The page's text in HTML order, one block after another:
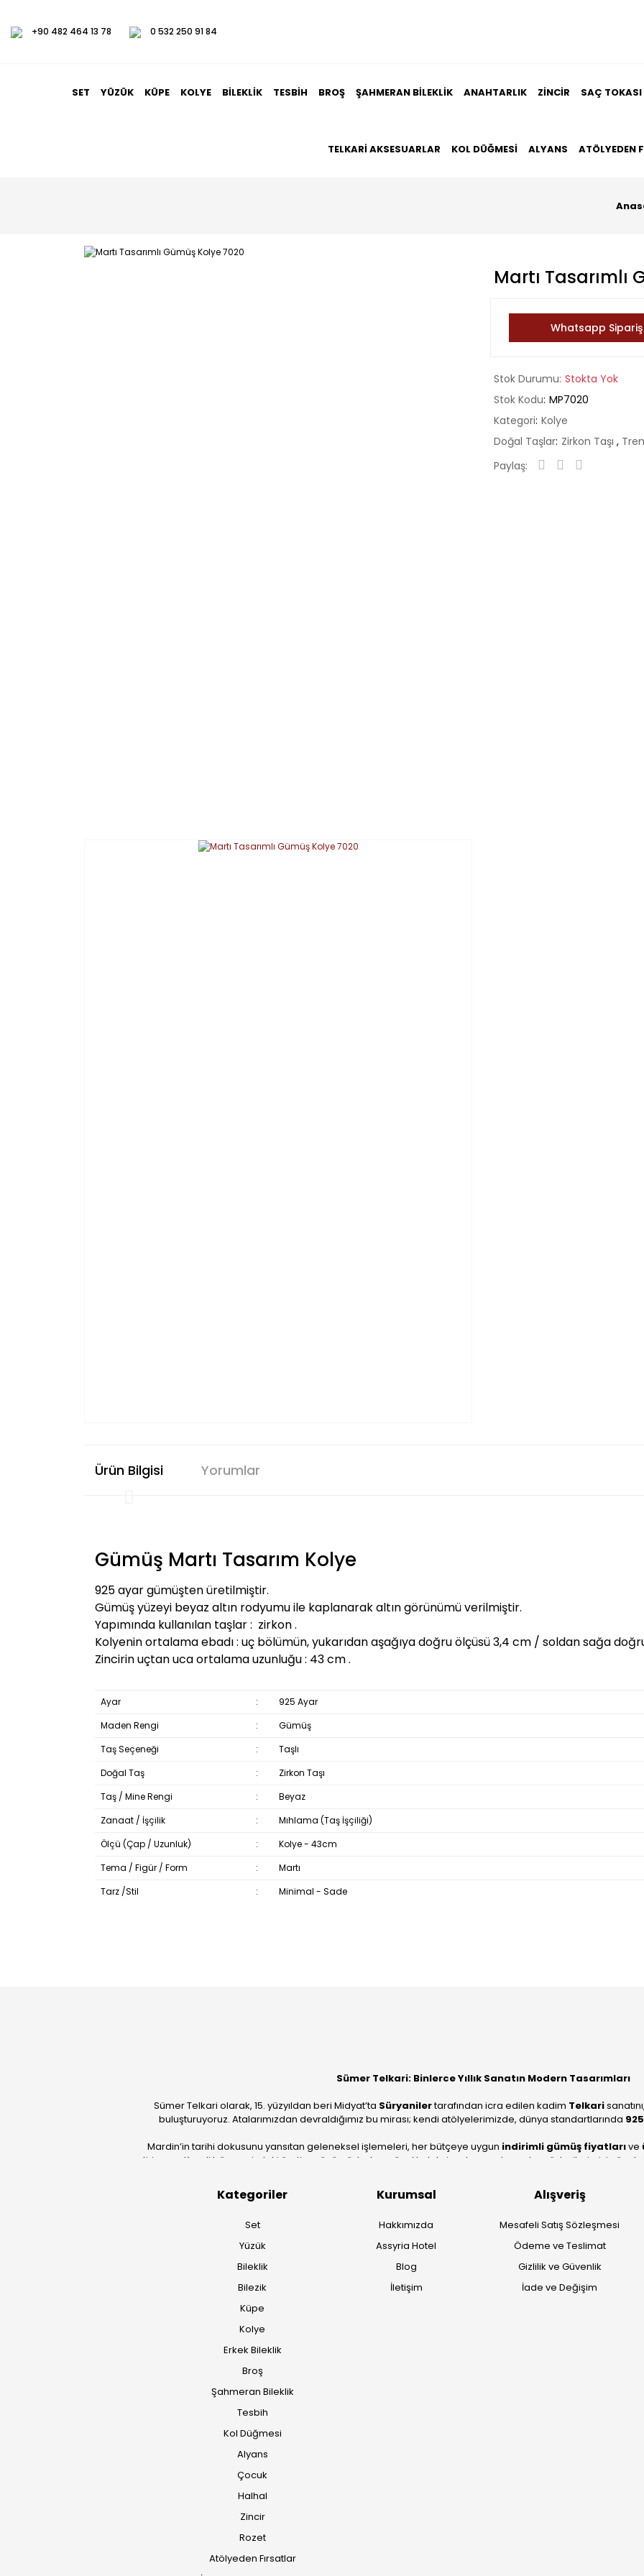
+90 482 464 13 78 0 532 250 91 84
SET YÜZÜK KÜPE KOLYE BILEKLIK TESBIH BROŞ ŞAHMERAN BILEKLIK ANAHTARLIK ZINCIR SAÇ TOKASI
TELKARI AKSESUARLAR KOL DÜĞMESI ALYANS ATÖLYEDEN
Martı Tasarımlı
Whatsapp Sipariş
Stok Durumu Stokta Yok
Stok Kodu MP7020
Kategori Kolye
Doğal Taşlar Zirkon Taşı ,
Paylaş:
Ürün Bilgisi Yorumlar
Gümüş Martı Tasarım Kolye
925 ayar gümüşten üretilmiştir.
Gümüş yüzeyi beyaz altın rodyumu ile kaplanarak altın görünümü verilmiştir.
Yapımında kullanılan taşlar : zirkon .
Kolyenin ortalama ebadı : uç bölümün, yukarıdan aşağıya doğru ölçüsü 3,4 cm / soldan sağa
Zincirin uçtan uca ortalama uzunluğu : 43 cm .
Ayar :
925 Ayar
Maden Rengi
:
Gümüş
Taş Seçeneği
:
Taşlı
Doğal Taş
:
Zirkon Taşı
Taş / Mine Rengi
:
Beyaz
Zanaat / İşçilik
:
Mıhlama (Taş İşçiliği)
Ölçü (Çap / Uzunluk)
:
Kolye - 43cm
Tema / Figür / Form
:
Martı
Tarz /Stil
: Minimal - Sade
Sümer Telkari: Binlerce Yıllık Sanatın Modern Tasarımları
Sümer Telkari olarak, 15. yüzyıldan beri Midyat’ta Süryanilertarafından icra edilen kadim Telkari
buluşturuyoruz. Atalarımızdan devraldığımız bu mirası; kendi atölyelerimizde, dünya standartlarında
Mardin’in tarihi dokusunu yansıtan geleneksel işlemeleri, her bütçeye uygun indirimli gümüş fiyatlarıve
getiriyoruz. Kendi bünyemizdeki üretim gücümüzle, hem özel koleksiyonlarımızı hem de müşterilerimizin özel
Kategoriler
Set
Yüzük
Bileklik
Bilezik
Küpe
Kolye
Erkek Bileklik
Broş
Şahmeran Bileklik
Tesbih
Kol Düğmesi
Alyans
Çocuk
Halhal
Zincir
Rozet
Atölyeden Fırsatlar
Kurumsal
Hakkımızda
Assyria Hotel
Blog
İletişim
Alışveriş
Mesafeli Satış Sözleşmesi
Ödeme ve Teslimat
Gizlilik ve Güvenlik
İade ve Değişim